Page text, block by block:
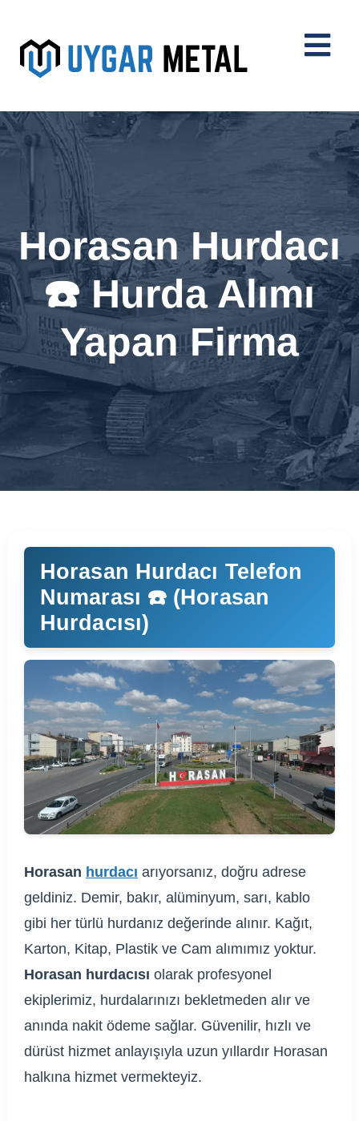
Horasan Hurdacı
☎️ Hurda Alımı
Yapan Firma
Horasan Hurdacı Telefon
Numarası ☎️ (Horasan
Hurdacısı)
Horasan hurdacı arıyorsanız, doğru adrese
geldiniz. Demir, bakır, alüminyum, sarı, kablo
gibi her türlü hurdanız değerinde alınır. Kağıt,
Karton, Kitap, Plastik ve Cam alımımız yoktur.
Horasan hurdacısı olarak profesyonel
ekiplerimiz, hurdalarınızı bekletmeden alır ve
anında nakit ödeme sağlar. Güvenilir, hızlı ve
dürüst hizmet anlayışıyla uzun yıllardır Horasan
halkına hizmet vermekteyiz.